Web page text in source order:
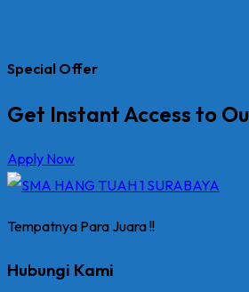
Special Offer
Get Instant Access to
Apply Now
Tempatnya Para Juara !!
Hubungi Kami